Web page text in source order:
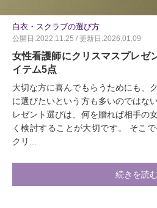
白衣・スクラブの選び方
公開日:2022.11.25 / 更新日:2026.01.09
女性看護師にクリスマスプレゼ
イテム5点
大切な方に喜んでもらうためにも、
に選びたいという方も多いのではな
レゼント選びは、何を贈れば相手の
く検討することが大切です。 そこ
クリ...
続きを読む